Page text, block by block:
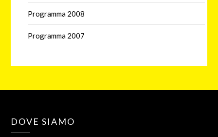
Programma 2008
Programma 2007
DOVE SIAMO